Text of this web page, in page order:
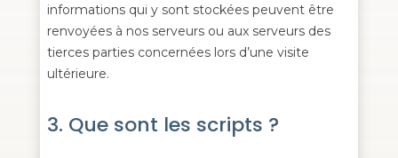
informations qui y sont stockées peuvent être
renvoyées à nos serveurs ou aux serveurs des
tierces parties concernées lors d’une visite
ultérieure.
3. Que sont les scripts ?